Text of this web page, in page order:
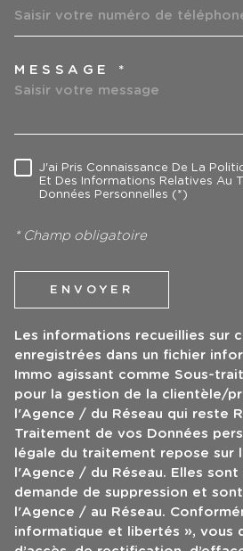
MESSAGE *
J'ai Pris Connaissance De La
Et Des Informations Relatives Au
Données Personnelles (*)
* Champ obligatoire
ENVOYER
Les informations recueillies sur
enregistrées dans un fichier
Immo agissant comme Sous-
pour la gestion de la clientèle/
l'Agence / du Réseau qui reste
Traitement de vos Données
légale du traitement repose sur
l'Agence / du Réseau. Elles sont
demande de suppression et
l'Agence / au Réseau.
informatique et libertés », vous